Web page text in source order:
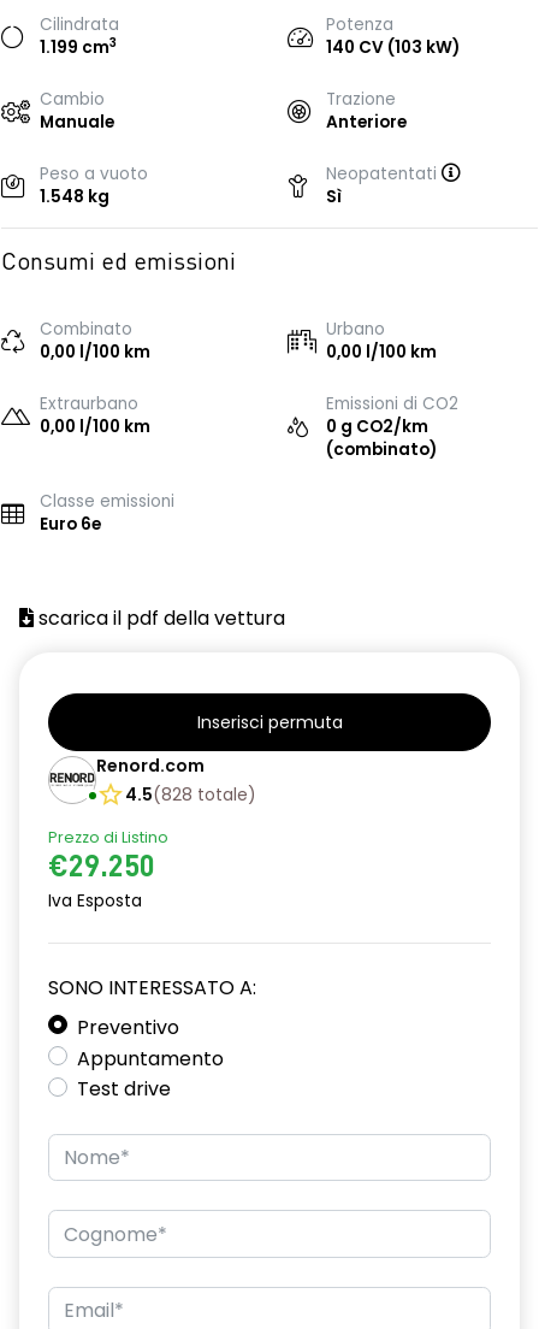
Cilindrata
1.199 cm3
Potenza
140 CV (103 kW)
Cambio
Manuale
Trazione
Anteriore
Peso a vuoto
1.548 kg
Neopatentati
Sì
Consumi ed emissioni
Combinato
0,00 l/100 km
Urbano
0,00 l/100 km
Extraurbano
0,00 l/100 km
Emissioni di CO2
0 g CO2/km
(combinato)
Classe emissioni
Euro 6e
scarica il pdf della vettura
Inserisci permuta
Renord.com
4.5(828 totale)
Prezzo di Listino
€29.250
Iva Esposta
SONO INTERESSATO A:
Preventivo
Appuntamento
Test drive